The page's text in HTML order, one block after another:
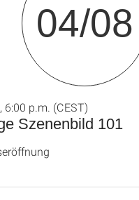
04/08
Szenenbild 101
6:00 p.m. (CEST)